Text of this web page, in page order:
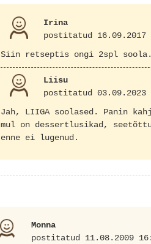
Irina
postitatud 16.09.2017
Siin retseptis ongi 2spl
Liisu
postitatud 03.09.2023
Jah, LIIGA soolased. Panin
mul on dessertlusikad,
enne ei lugenud.
Monna
postitatud 11.08.2009